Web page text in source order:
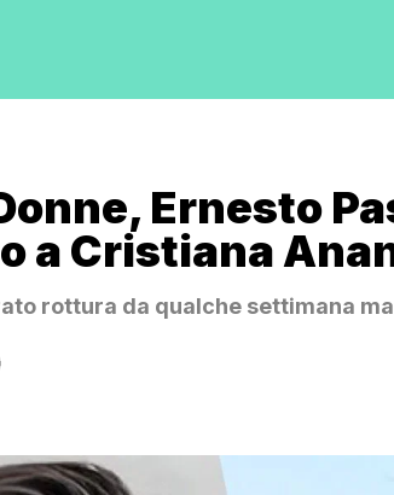
Ernesto
a Cristiana
rottura da qualche settimana